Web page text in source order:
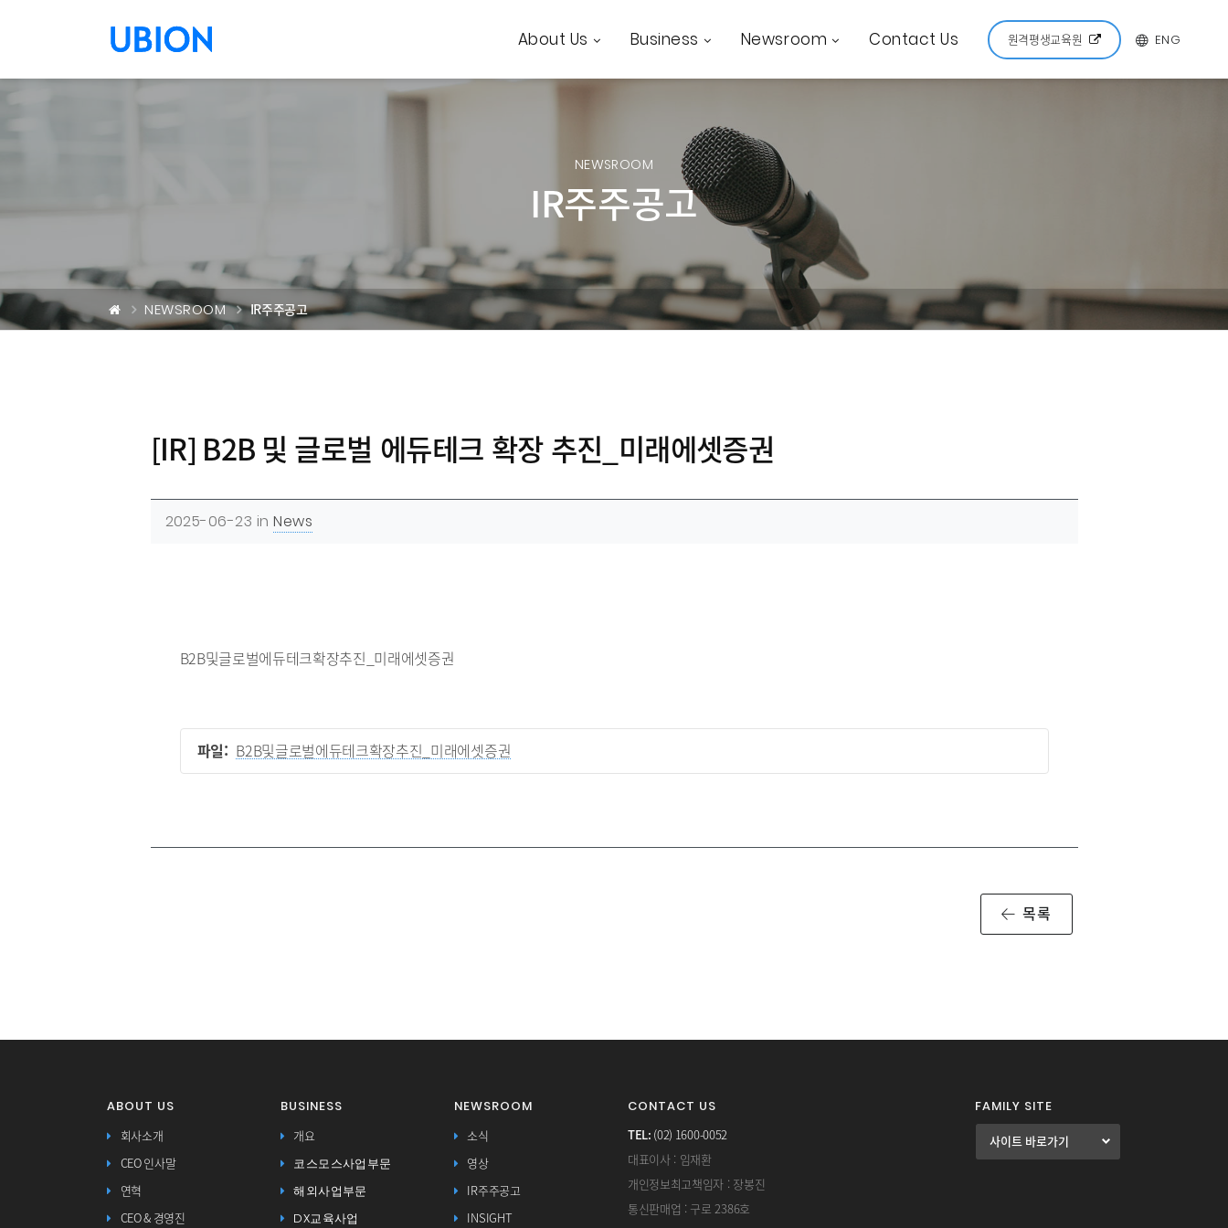
About Us Business Newsroom Contact Us 원격평생교육원 ENG
NEWSROOM
IR주주공고
NEWSROOM IR주주공고
[IR] B2B 및 글로벌 에듀테크 확장 추진_미래에셋증권
2025-06-23 inNews
B2B및글로벌에듀테크확장추진_미래에셋증권
파일: B2B및글로벌에듀테크확장추진_미래에셋증권
목록
ABOUT US
회사소개
CEO 인사말
연혁
CEO & 경영진
BUSINESS
개요
코스모스사업부문
해외사업부문
DX교육사업
NEWSROOM
소식
영상
IR주주공고
INSIGHT
CONTACT US
TEL: (02) 1600-0052
대표이사 : 임재환
개인정보최고책임자 : 장봉진
통신판매업 : 구로 2386호
FAMILY SITE